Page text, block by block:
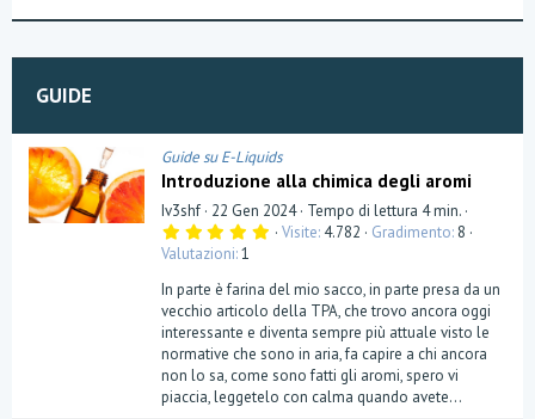
c
GUIDE
Guide su E-Liquids
Introduzione alla chimica degli aromi
Iv3shf 22 Gen 2024 Tempo di lettura 4 min.
5
s
t
e
l
l
a
(
e
Visite 4.782 Gradimento 8
Valutazioni 1
In parte è farina del mio sacco, in parte presa da un
vecchio articolo della TPA, che trovo ancora oggi
interessante e diventa sempre più attuale visto le
normative che sono in aria, fa capire a chi ancora
non lo sa, come sono fatti gli aromi, spero vi
piaccia, leggetelo con calma quando avete...